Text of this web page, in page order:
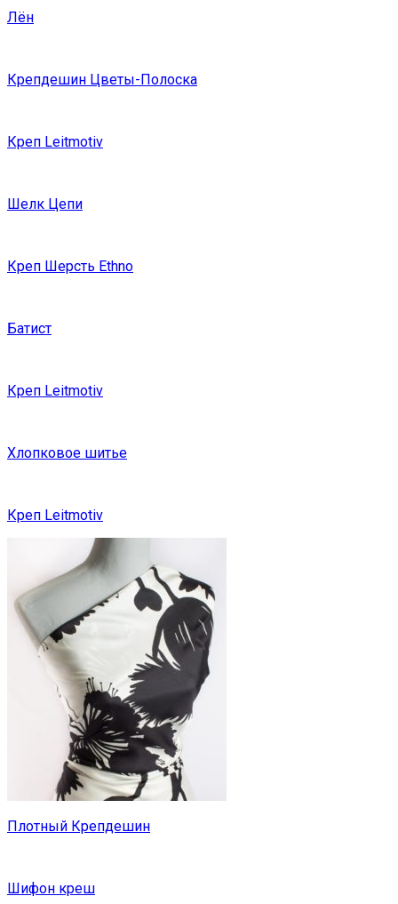
Лён
Крепдешин Цветы-Полоска
Креп Leitmotiv
Шелк Цепи
Креп Шерсть Ethno
Батист
Креп Leitmotiv
Хлопковое шитье
Креп Leitmotiv
Плотный Крепдешин
Шифон креш